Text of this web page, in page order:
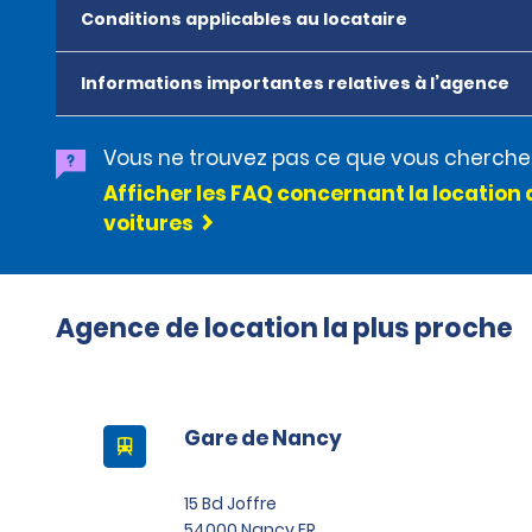
Conditions applicables au locataire
Informations importantes relatives à l’agence
Vous ne trouvez pas ce que vous
Afficher les FAQ concernant la location
voitures
Agence de location la plus proche
Gare de Nancy
15 Bd Joffre